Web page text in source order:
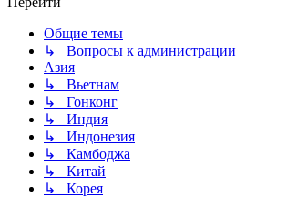
Общие темы
↳ Вопросы к администрации
Азия
↳ Вьетнам
↳ Гонконг
↳ Индия
↳ Индонезия
↳ Камбоджа
↳ Китай
↳ Корея